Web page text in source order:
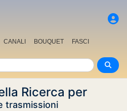
CANALI BOUQUET
FASCI
Ricerca per
trasmissioni